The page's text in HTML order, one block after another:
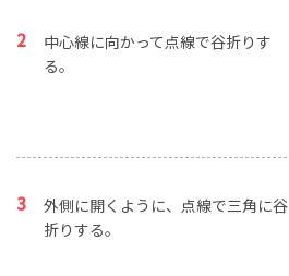
中心線に向かって点線で谷折りす
る。
外側に開くように、点線で三角に谷
折りする。